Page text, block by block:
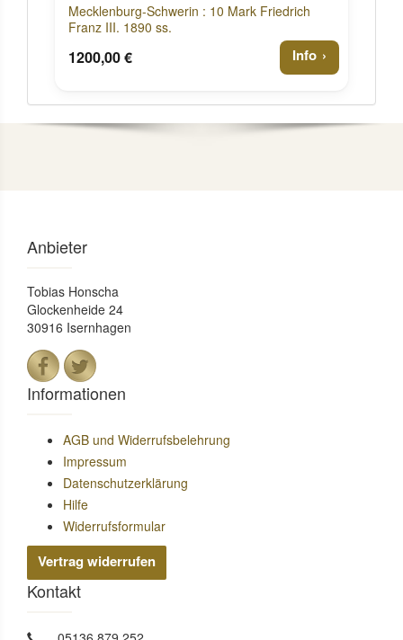
Mecklenburg-Schwerin : 10 Mark Friedrich
Franz III. 1890 ss.
1200,00 € Info
Anbieter
Tobias Honscha
Glockenheide 24
30916 Isernhagen
Informationen
AGB und Widerrufsbelehrung
Impressum
Datenschutzerklärung
Hilfe
Widerrufsformular
Vertrag widerrufen
Kontakt